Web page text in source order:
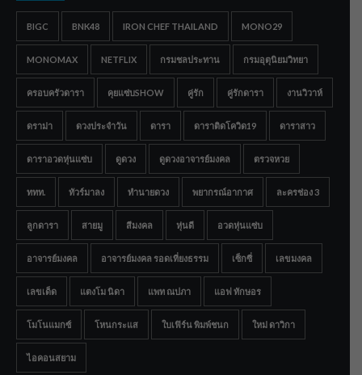
BIGC BNK48 IRON CHEF THAILAND MONO29
MONOMAX NETFLIX กรมชลประทาน กรมอุตุนิยมวิทยา
ครอบครัวดารา คุยแซ่บSHOW คู่รัก คู่รักดารา งานวิวาห์
ดราม่า ดวงประจำวัน ดารา ดาราติดโควิด19 ดาราสาว
ดาราอวดหุ่นแซ่บ ดูดวง ดูดวงอาจารย์มงคล ตรวจหวย
ททท. ทัวร์มาลง ทำนายดวง พยากรณ์อากาศ ละครช่อง 3
ลูกดารา สายมู สีมงคล หุ่นดี อวดหุ่นแซ่บ
อาจารย์มงคล อาจารย์มงคล รอดเที่ยงธรรม เซ็กซี่ เลขมงคล
เลขเด็ด แตงโม นิดา แพท ณปภา แอฟ ทักษอร
โมโนแมกซ์ โหนกระแส ใบเฟิร์น พิมพ์ชนก ใหม่ ดาวิกา
ไอคอนสยาม